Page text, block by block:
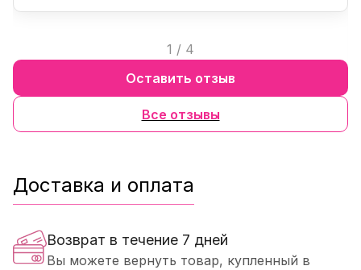
1 / 4
Все отзывы
Оставить отзыв
Доставка и оплата
Возврат в течение 7 дней
Вы можете вернуть товар, купленный в